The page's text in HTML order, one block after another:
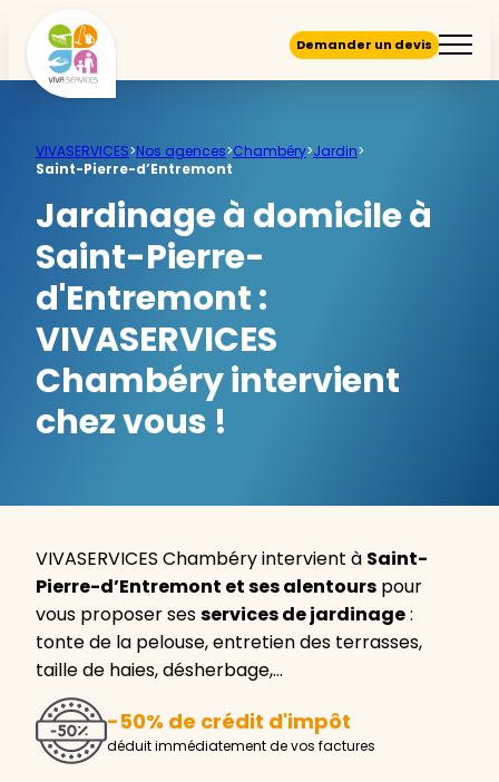
Demander un devis
VIVASERVICES>Nos agences>Chambéry>Jardin>
Saint-Pierre-d’Entremont
Jardinage à domicile à
Saint-Pierre-
d'Entremont :
VIVASERVICES
Chambéry intervient
chez vous !
VIVASERVICES Chambéry intervient à Saint-
Pierre-d’Entremont et ses alentours pour
vous proposer sesservices de jardinage:
tonte de la pelouse, entretien des terrasses,
taille de haies, désherbage,…
-50% de crédit d'impôt
déduit immédiatement de vos factures